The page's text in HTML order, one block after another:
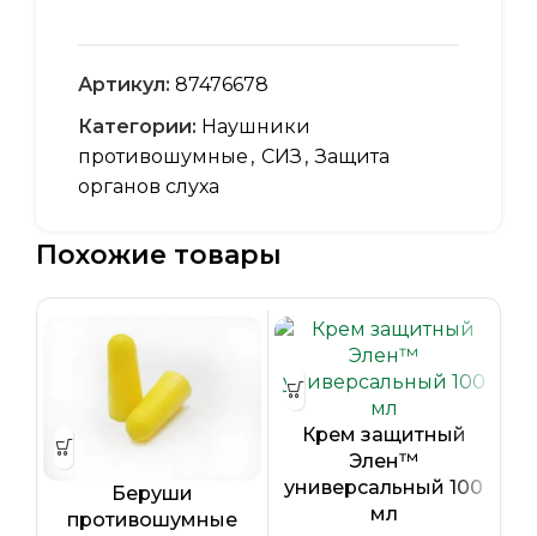
Артикул: 87476678
Категории: Наушники
противошумные , СИЗ , Защита
органов слуха
Похожие товары
Беруши
противошумные
Крем защитный
Элен™
универсальный 100
мл